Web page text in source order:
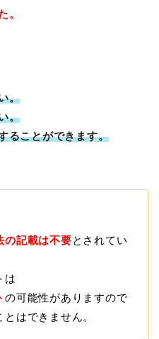
。
。
。
ることができます。
の記載は不要とされてい
は
の可能性がありますので
はできません。